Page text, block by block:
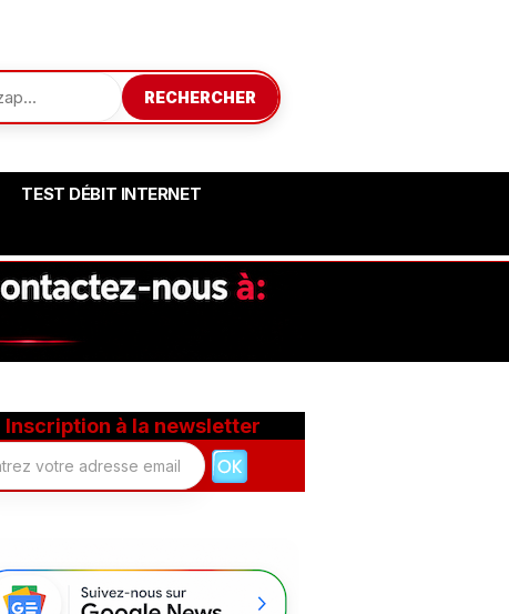
RECHERCHER
TEST DÉBIT INTERNET
Inscription à la newsletter